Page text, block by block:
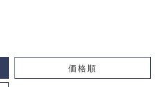
価格順